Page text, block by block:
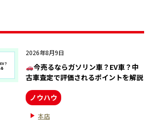
2026年8月9日
今売るならガソリン車？EV車？中
古車査定で評価されるポイントを解説
ノウハウ
本店